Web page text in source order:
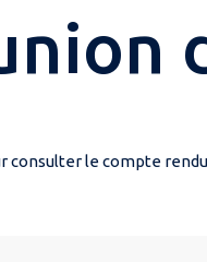
consulter le compte